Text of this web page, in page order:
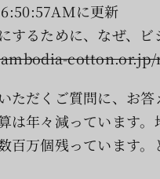
6:50:57AMに更新
するために、なぜ、ビ
cotton.or.jp/
ただくご質問に、お
は年々減っています
百万個残っています